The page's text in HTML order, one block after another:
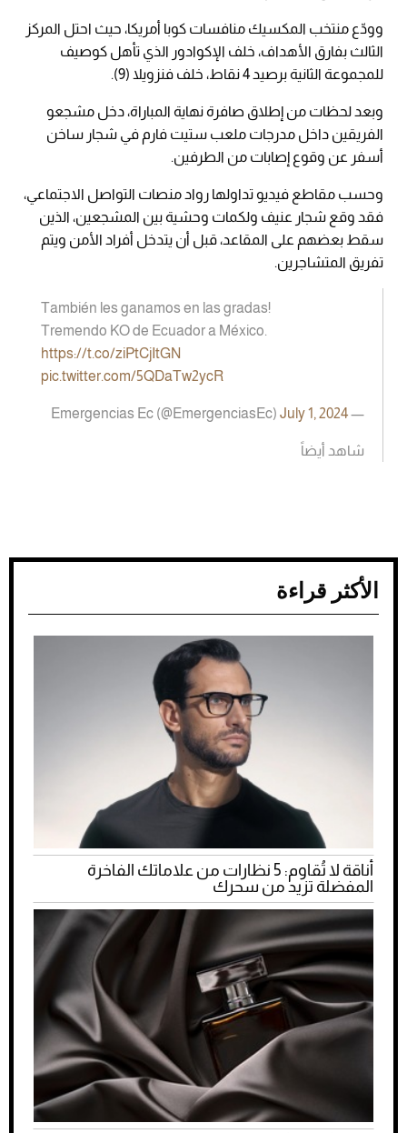
وودّع منتخب المكسيك منافسات كوبا أمريكا، حيث احتل المركز
الثالث بفارق الأهداف، خلف الإكوادور الذي تأهل كوصيف
للمجموعة الثانية برصيد 4 نقاط، خلف فنزويلا (9).
وبعد لحظات من إطلاق صافرة نهاية المباراة، دخل مشجعو
الفريقين داخل مدرجات ملعب ستيت فارم في شجار ساخن
أسفر عن وقوع إصابات من الطرفين.
وحسب مقاطع فيديو تداولها رواد منصات التواصل الاجتماعي،
فقد وقع شجار عنيف ولكمات وحشية بين المشجعين، الذين
سقط بعضهم على المقاعد، قبل أن يتدخل أفراد الأمن ويتم
تفريق المتشاجرين.
También les ganamos en las gradas!
Tremendo KO de Ecuador a México.
https://t.co/ziPtCjItGN
pic.twitter.com/5QDaTw2ycR
— Emergencias Ec (@EmergenciasEc)
July 1, 2024
شاهد أيضاً
الأكثر قراءة
أناقة لا تُقاوم: 5 نظارات من علاماتك الفاخرة
المفضلة تزيد من سحرك